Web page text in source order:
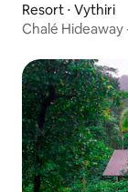
Resort ⋅ Vythiri
Chalé Hideaway